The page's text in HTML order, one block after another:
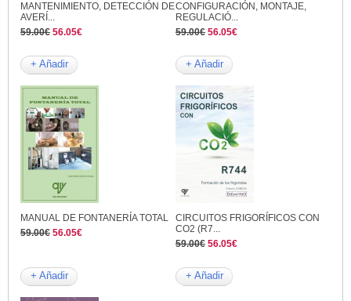
MANTENIMIENTO, DETECCIÓN DE
AVERÍ...
59.00€ 56.05€
+ Añadir
CONFIGURACIÓN, MONTAJE,
REGULACIÓ...
59.00€ 56.05€
+ Añadir
MANUAL DE FONTANERÍA TOTAL
59.00€ 56.05€
+ Añadir
CIRCUITOS FRIGORÍFICOS CON
CO2 (R7...
59.00€ 56.05€
+ Añadir